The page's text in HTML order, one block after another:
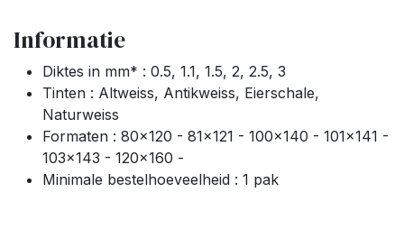
Informatie
Diktes in mm* : 0.5, 1.1, 1.5, 2, 2.5, 3
Tinten : Altweiss, Antikweiss, Eierschale,
Naturweiss
Formaten : 80x120 - 81x121 - 100x140 - 101x141 -
103x143 - 120x160 -
Minimale bestelhoeveelheid : 1 pak